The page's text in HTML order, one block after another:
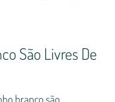
São Livres De
branco são